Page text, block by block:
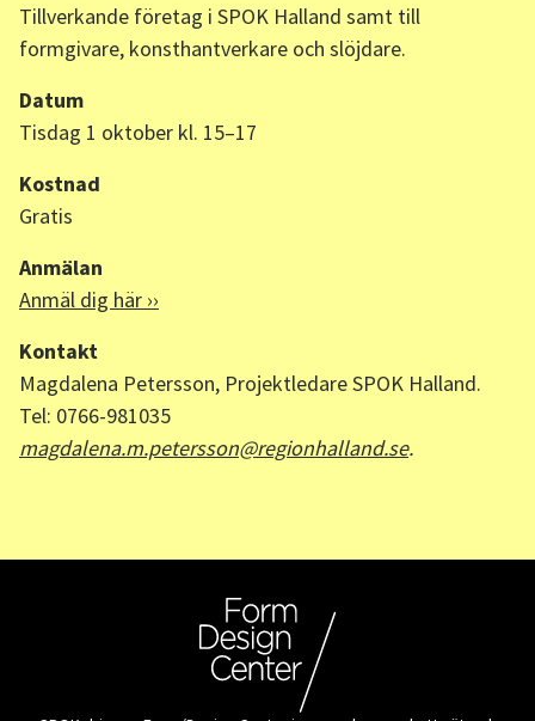
Tillverkande företag i SPOK Halland samt till
formgivare, konsthantverkare och slöjdare.
Datum
Tisdag 1 oktober kl. 15–17
Kostnad
Gratis
Anmälan
Anmäl dig här ››
Kontakt
Magdalena Petersson, Projektledare SPOK Halland.
Tel: 0766-981035
magdalena.m.petersson@regionhalland.se.